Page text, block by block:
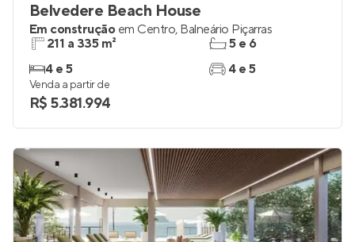
Belvedere Beach House
Em construção em Centro, Balneário Piçarras
211 a 335 m²
4 e 5
5 e 6
4 e 5
Venda a partir de
R$ 5.381.994